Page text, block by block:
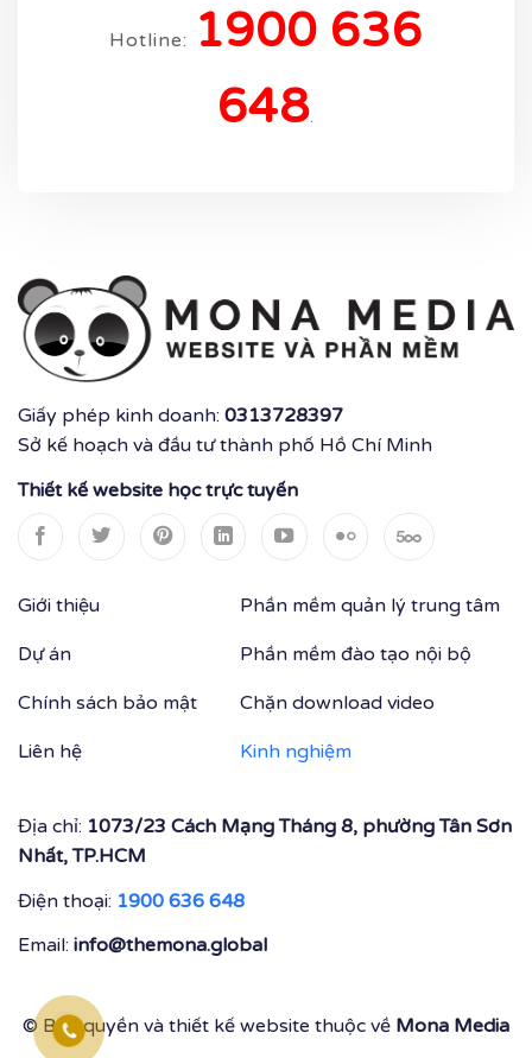
Hotline: 1900 636
648.
Giấy phép kinh doanh: 0313728397
Sở kế hoạch và đầu tư thành phố Hồ Chí Minh
Thiết kế website học trực tuyến
Giới thiệu
Dự án
Chính sách bảo mật
Liên hệ
Phần mềm quản lý trung tâm
Phần mềm đào tạo nội bộ
Chặn download video
Kinh nghiệm
Địa chỉ: 1073/23 Cách Mạng Tháng 8, phường Tân Sơn
Nhất, TP.HCM
Điện thoại: 1900 636 648
Email: info@themona.global
© Bản quyền và thiết kế website thuộc về Mona Media